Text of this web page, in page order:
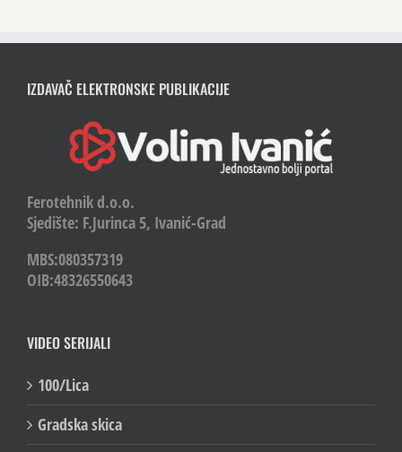
IZDAVAČ ELEKTRONSKE PUBLIKACIJE
Ferotehnik d.o.o.
Sjedište: F.Jurinca 5, Ivanić-Grad
MBS:080357319
OIB:48326550643
VIDEO SERIJALI
100/Lica
Gradska skica